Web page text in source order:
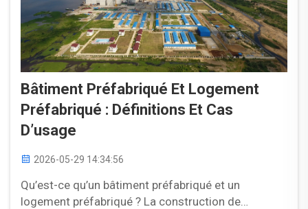
Bâtiment Préfabriqué Et Logement
Préfabriqué : Définitions Et Cas
D’usage
2026-05-29 14:34:56
Qu’est-ce qu’un bâtiment préfabriqué et un
logement préfabriqué ? La construction de